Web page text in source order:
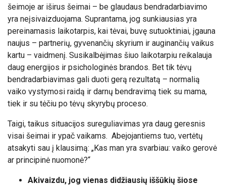
šeimoje ar iširus šeimai – be glaudaus bendradarbiavimo
yra neįsivaizduojama. Suprantama, jog sunkiausias yra
pereinamasis laikotarpis, kai tėvai, buvę sutuoktiniai, įgauna
naujus – partnerių, gyvenančių skyrium ir auginančių vaikus
kartu – vaidmenį. Susikalbėjimas šiuo laikotarpiu reikalauja
daug energijos ir psichologinės brandos. Bet tik tėvų
bendradarbiavimas gali duoti gerą rezultatą – normalią
vaiko vystymosi raidą ir darnų bendravimą tiek su mama,
tiek ir su tėčiu po tėvų skyrybų proceso.
Taigi, taikus situacijos sureguliavimas yra daug geresnis
visai šeimai ir ypač vaikams. Abejojantiems tuo, vertėtų
atsakyti sau į klausimą: „Kas man yra svarbiau: vaiko gerovė
ar principinė nuomonė?“
Akivaizdu, jog vienas didžiausių iššūkių šiose